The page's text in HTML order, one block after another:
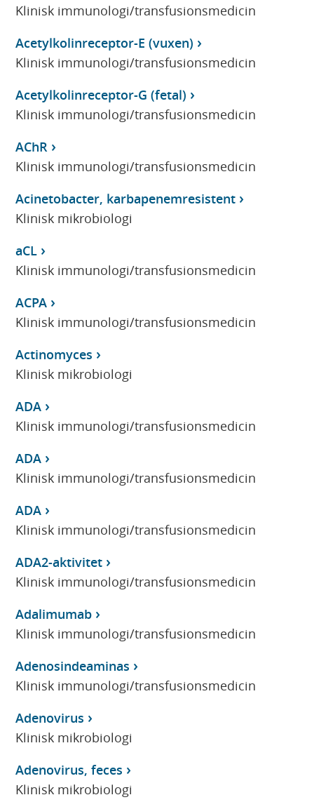
Klinisk immunologi/transfusionsmedicin
Acetylkolinreceptor-E (vuxen)
Klinisk immunologi/transfusionsmedicin
Acetylkolinreceptor-G (fetal)
Klinisk immunologi/transfusionsmedicin
AChR
Klinisk immunologi/transfusionsmedicin
Acinetobacter, karbapenemresistent
Klinisk mikrobiologi
aCL
Klinisk immunologi/transfusionsmedicin
ACPA
Klinisk immunologi/transfusionsmedicin
Actinomyces
Klinisk mikrobiologi
ADA
Klinisk immunologi/transfusionsmedicin
ADA
Klinisk immunologi/transfusionsmedicin
ADA
Klinisk immunologi/transfusionsmedicin
ADA2-aktivitet
Klinisk immunologi/transfusionsmedicin
Adalimumab
Klinisk immunologi/transfusionsmedicin
Adenosindeaminas
Klinisk immunologi/transfusionsmedicin
Adenovirus
Klinisk mikrobiologi
Adenovirus, feces
Klinisk mikrobiologi